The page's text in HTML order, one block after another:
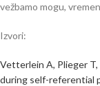
vežbamo mogu,
Izvori:
Vetterlein A, Plieger
during self-referential